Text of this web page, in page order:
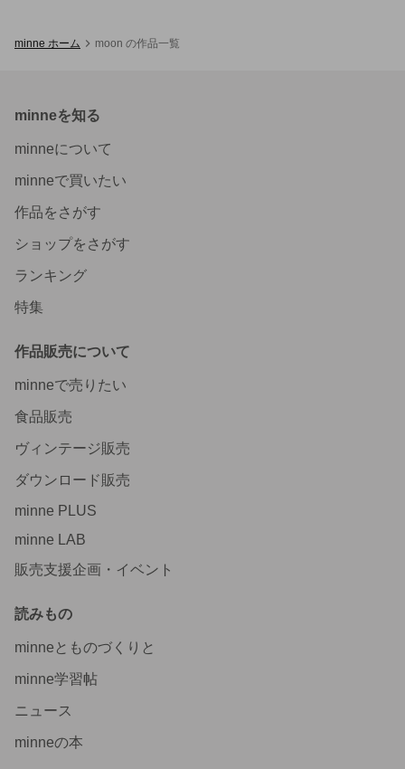
minne ホーム moon の作品一覧
minneを知る
minneについて
minneで買いたい
作品をさがす
ショップをさがす
ランキング
特集
作品販売について
minneで売りたい
食品販売
ヴィンテージ販売
ダウンロード販売
minne PLUS
minne LAB
販売支援企画・イベント
読みもの
minneとものづくりと
minne学習帖
ニュース
minneの本